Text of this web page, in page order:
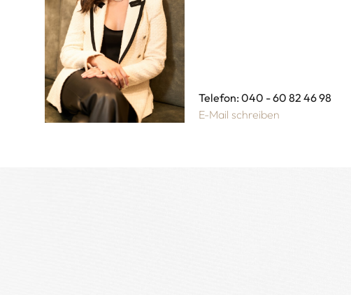
Telefon: 040 - 60 82 46 98
E-Mail schreiben